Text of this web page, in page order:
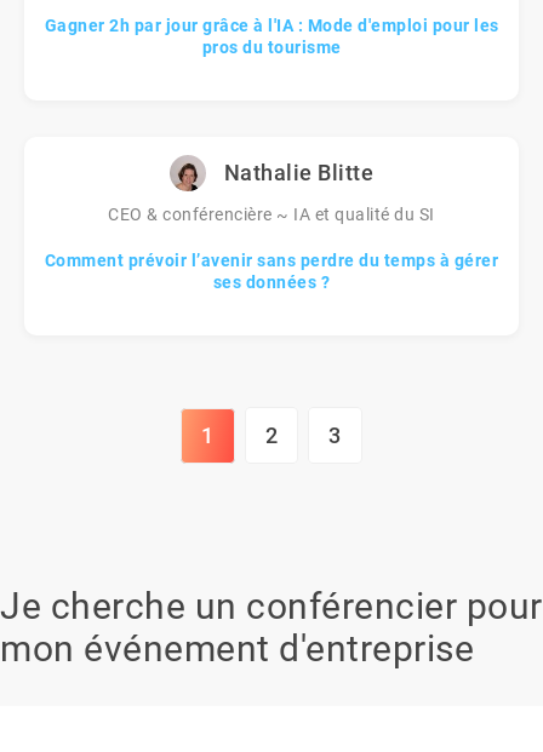
Gagner 2h par jour grâce à l'IA : Mode d'emploi pour les
pros du tourisme
Nathalie Blitte
CEO & conférencière ~ IA et qualité du SI
Comment prévoir l’avenir sans perdre du temps à gérer
ses données ?
1 2 3
Je cherche un conférencier pour
mon événement d'entreprise